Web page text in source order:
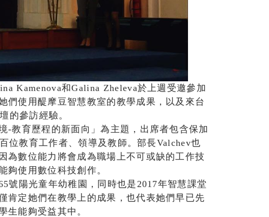
Kamenova和Galina Zheleva於上週受邀參加
們使用醍摩豆智慧教室的教學成果，以及來台
的參訪經驗。
-教育歷程的新面向」為主題，出席者包含保加
位教育工作者、領導及教師。部長Valchev也
為數位能力將會成為職場上不可或缺的工作技
夠使用數位科技創作。
號陽光童年幼稚園，同時也是2017年智慧課堂
肯定她們在教學上的成果，也代表她們早已先
生能夠受益其中。